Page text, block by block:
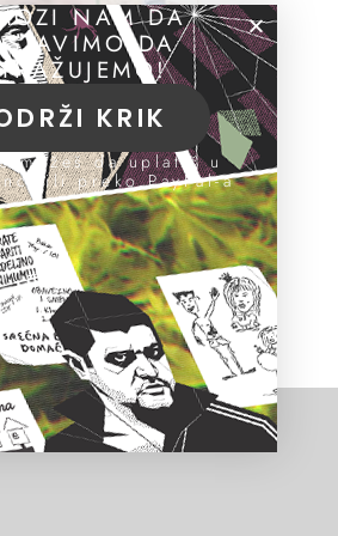
NAM DA
DA
KRIK
možeš da uplatiš u
ili preko PayPal-a